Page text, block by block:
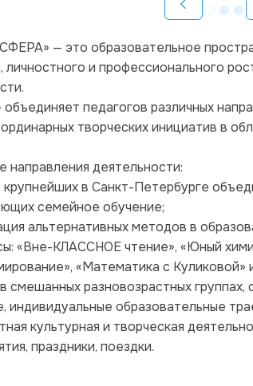
личностного и профессионального
педагогов различных
творческих инициатив в
направления деятельности:
крупнейших в Санкт-Петербурге
семейное обучение;
альтернативных методов в
«Вне-КЛАССНОЕ чтение», «Юный
«Математика с Куликовой»
смешанных разновозрастных
индивидуальные образовательные
культурная и творческая
праздники, поездки.